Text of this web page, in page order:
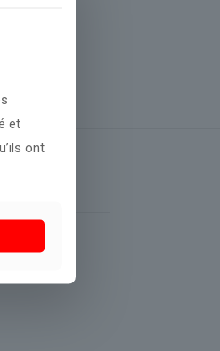
et
ont